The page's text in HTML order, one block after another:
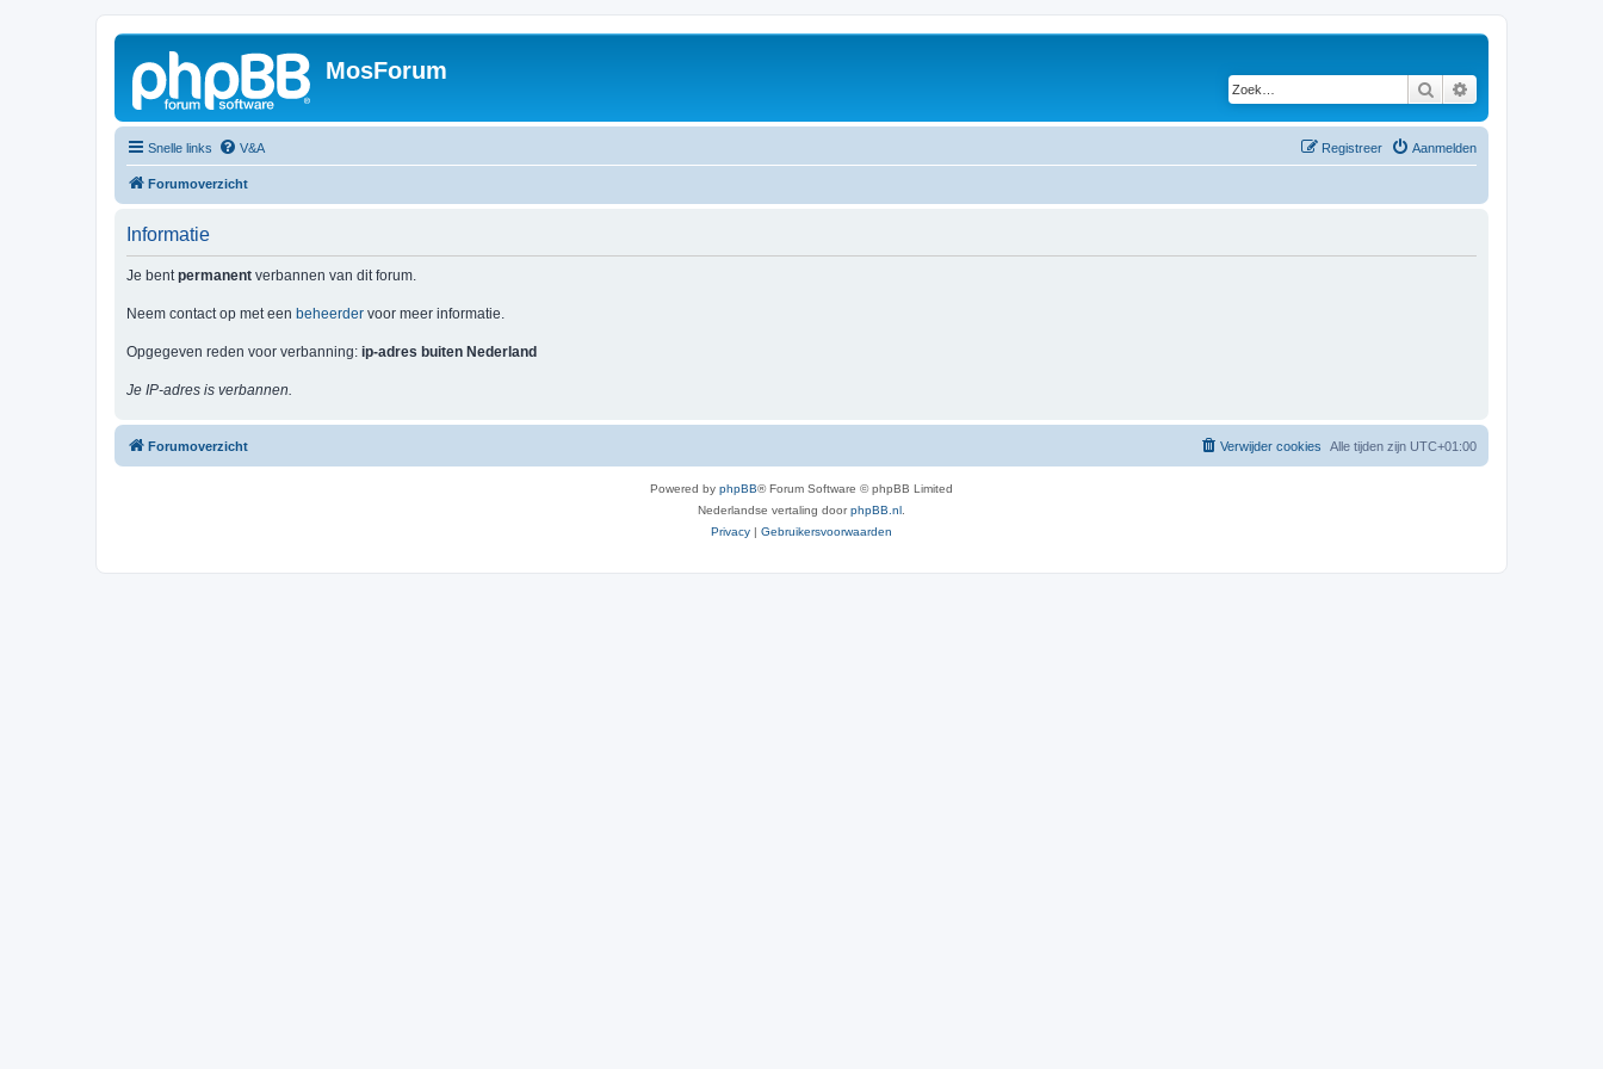
MosForum
Zoek
Snelle links V&A Aanmelden
Registreer
Forumoverzicht
Informatie
Je bentpermanent verbannen van dit forum.
Neem contact op met een beheerder voor meer informatie.
Opgegeven reden voor verbanning: ip-adres buiten Nederland
Je IP-adres is verbannen.
Forumoverzicht Alle tijden zijn UTC+01:00
Verwijder cookies
Powered by phpBB® Forum Software © phpBB Limited
Nederlandse vertaling doorphpBB.nl
Privacy | Gebruikersvoorwaarden